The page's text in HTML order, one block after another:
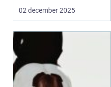
välmående. En
02 december 2025